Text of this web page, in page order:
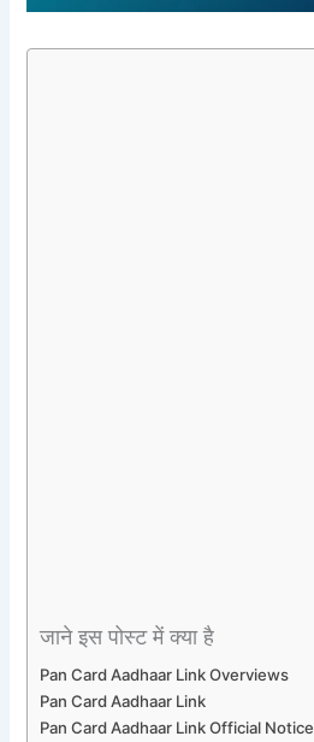
जाने इस पोस्ट में क्या है
Pan Card Aadhaar Link Overviews
Pan Card Aadhaar Link
Pan Card Aadhaar Link Official Notice